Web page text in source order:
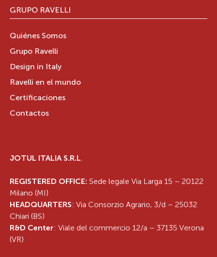
GRUPO RAVELLI
Quiénes Somos
Grupo Ravelli
Design in Italy
Ravelli en el mundo
Certificaciones
Contactos
JOTUL ITALIA S.R.L.
REGISTERED OFFICE: Sede legale Via Larga 15 – 20122
Milano (MI)
HEADQUARTERS: Via Consorzio Agrario, 3/d – 25032
Chiari (BS)
R&D Center: Viale del commercio 12/a – 37135 Verona
(VR)